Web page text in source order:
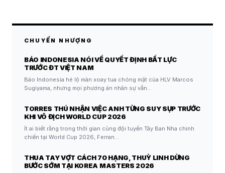
CHUYỂN NHƯỢNG
BÁO INDONESIA NÓI VỀ QUYẾT ĐỊNH BẤT LỰC
TRƯỚC ĐT VIỆT NAM
Báo Indonesia hé lộ màn xoay tua chóng mặt của HLV Marcos
Sugiyama, nhưng mọi phương án nhân sự vẫn…
TORRES THÚ NHẬN VIỆC ANH TỪNG SUY SỤP TRƯỚC
KHI VÔ ĐỊCH WORLD CUP 2026
Ít ai biết rằng trong thời gian cùng đội tuyển Tây Ban Nha chinh
chiến tại World Cup 2026, Ferran…
THUA TAY VỢT CÁCH 70 HẠNG, THUỲ LINH DỪNG
BƯỚC SỚM TẠI KOREA MASTERS 2026